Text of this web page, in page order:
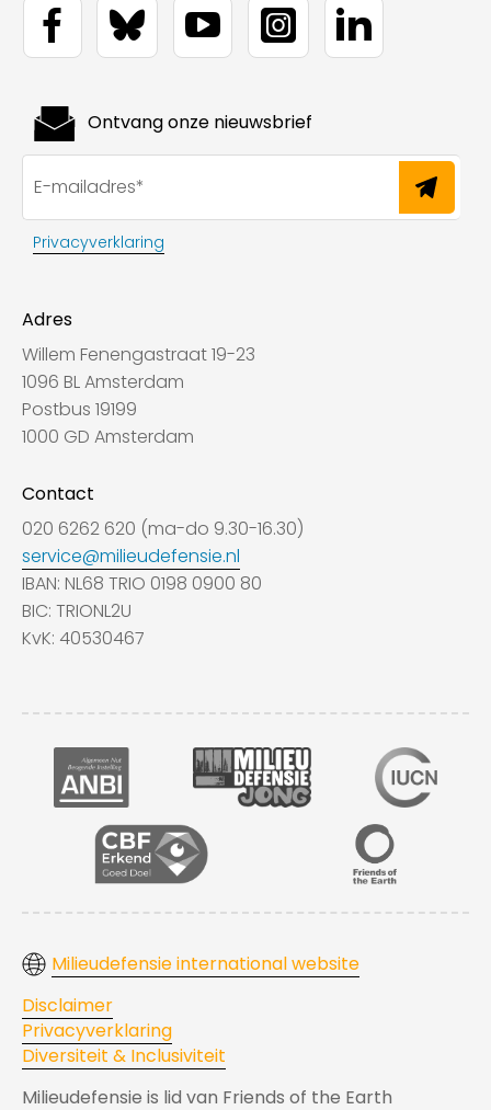
Adres
Willem Fenengastraat 19-23
1096 BL Amsterdam
Postbus 19199
1000 GD Amsterdam
Contact
020 6262 620 (ma-do 9.30-16.30)
service@milieudefensie.nl
IBAN: NL68 TRIO 0198 0900 80
BIC: TRIONL2U
KvK: 40530467
Ontvang onze nieuwsbrief
Privacyverklaring
Milieudefensie international website
Disclaimer
Privacyverklaring
Diversiteit & Inclusiviteit
Milieudefensie is lid van Friends of the Earth